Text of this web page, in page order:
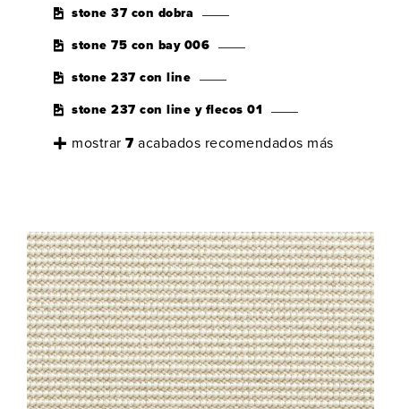
stone 37 con dobra
stone 75 con bay 006
stone 237 con line
stone 237 con line y flecos 01
mostrar 7 acabados recomendados más